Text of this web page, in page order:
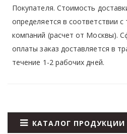
Покупателя. Стоимость
определяется в соответствии
компаний (расчет от Москвы).
оплаты заказ доставляется в
течение 1-2 рабочих дней.
КАТАЛОГ ПРОДУКЦИИ